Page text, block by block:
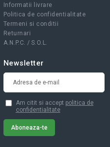
Informatii livrare
Politica de confidentialitate
Termeni si conditii
Returnari
A.N.P.C. / S.O.L.
Newsletter
Am citit si accept politica de
confidentialitate